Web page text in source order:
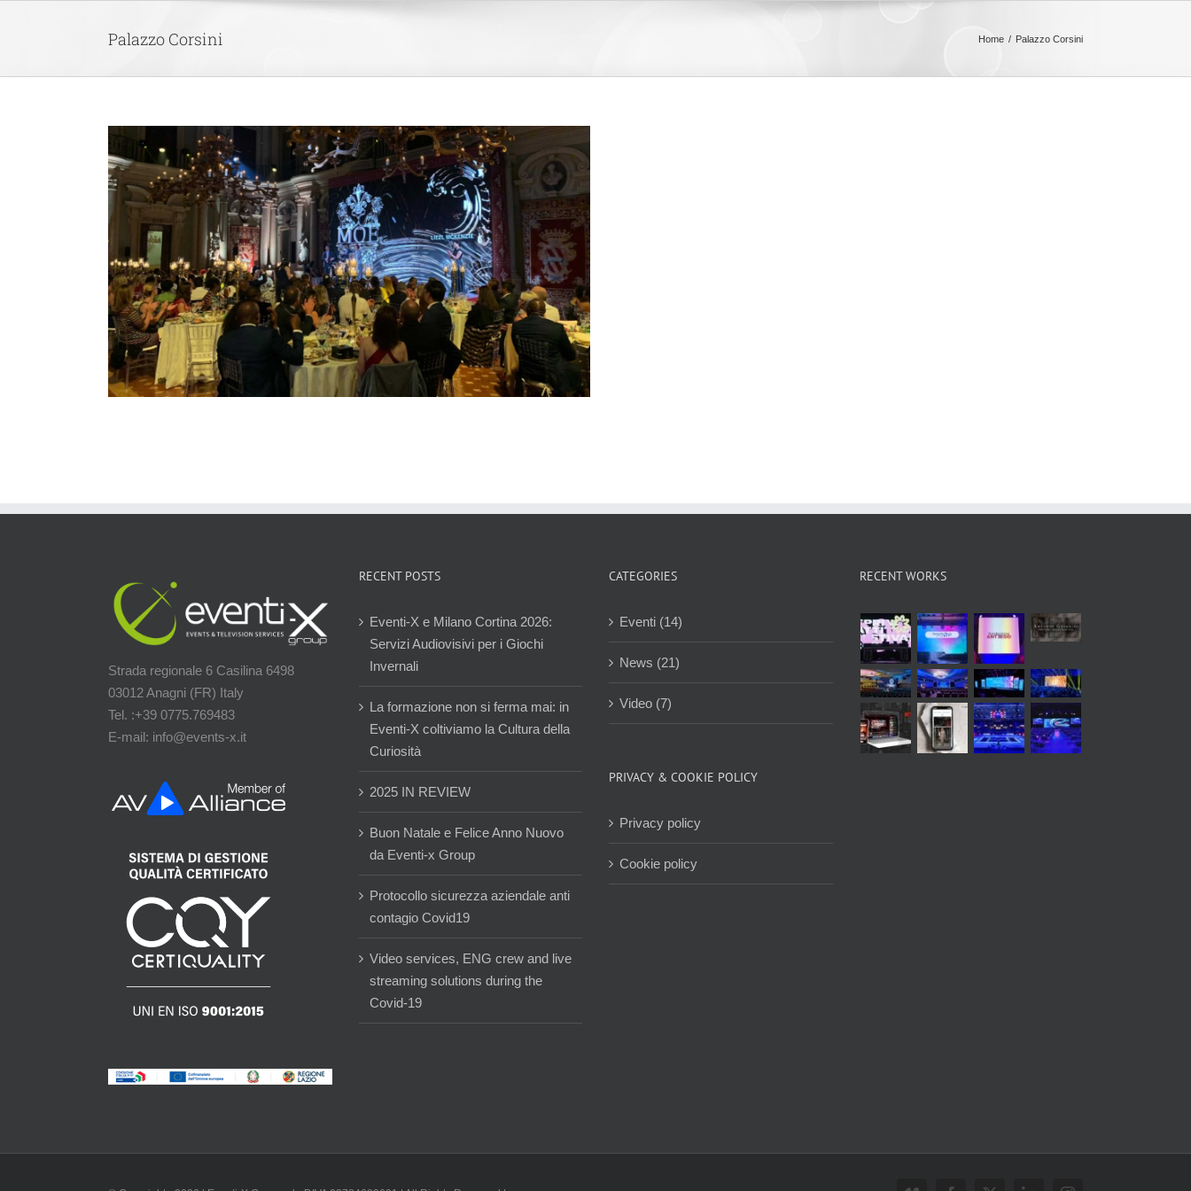
Palazzo Corsini Home Palazzo Corsini
Strada regionale 6 Casilina 6498
03012 Anagni (FR) Italy
Tel. :+39 0775.769483
E-mail: info@events-x.it
RECENT POSTS
Eventi-X e Milano Cortina 2026:
Servizi Audiovisivi per i Giochi
Invernali
La formazione non si ferma mai: in
Eventi-X coltiviamo la Cultura della
Curiosità
2025 IN REVIEW
Buon Natale e Felice Anno Nuovo
da Eventi-x Group
Protocollo sicurezza aziendale anti
contagio Covid19
Video services, ENG crew and live
streaming solutions during the
Covid-19
CATEGORIES
Eventi (14)
News (21)
Video (7)
PRIVACY & COOKIE POLICY
Privacy policy
Cookie policy
RECENT WORKS